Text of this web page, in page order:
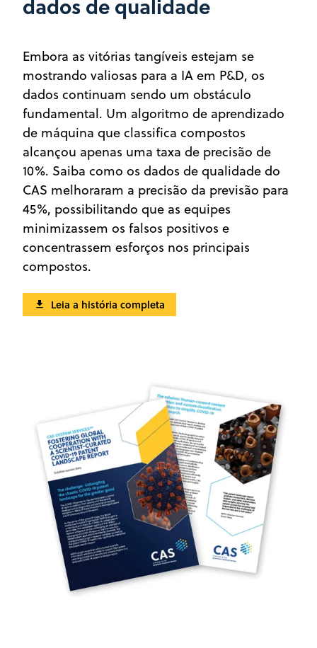
Embora as vitórias tangíveis estejam se
mostrando valiosas para a IA em P&D, os
dados continuam sendo um obstáculo
fundamental. Um algoritmo de aprendizado
de máquina que classifica compostos
alcançou apenas uma taxa de precisão de
10%. Saiba como os dados de qualidade do
CAS melhoraram a precisão da previsão para
45%, possibilitando que as equipes
minimizassem os falsos positivos e
concentrassem esforços nos principais
compostos.
Leia a história completa